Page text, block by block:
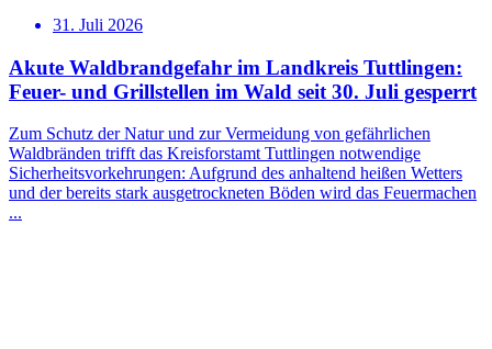
31. Juli 2026
Akute Waldbrandgefahr im Landkreis Tuttlingen:
Feuer- und Grillstellen im Wald seit 30. Juli gesperrt
Zum Schutz der Natur und zur Vermeidung von gefährlichen
Waldbränden trifft das Kreisforstamt Tuttlingen notwendige
Sicherheitsvorkehrungen: Aufgrund des anhaltend heißen Wetters
und der bereits stark ausgetrockneten Böden wird das Feuermachen
...